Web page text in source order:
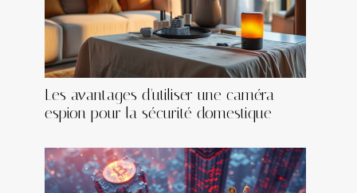
Les avantages d'utiliser une caméra
espion pour la sécurité domestique